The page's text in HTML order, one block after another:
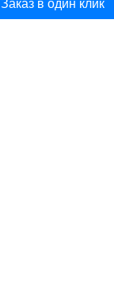
Заказ в один клик